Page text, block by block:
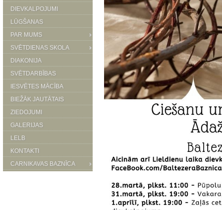
DIEVKALPOJUMI
LŪGŠANAS
PAR MUMS
SVĒTDIENAS SKOLA
DIAKONIJA
SVĒTDARBĪBAS
IESVĒTES MĀCĪBA
BIEŽĀK JAUTĀTAIS
ZIEDOJUMI
GALERIJAS
LELB
KONTAKTI
CARNIKAVAS BAZNĪCA